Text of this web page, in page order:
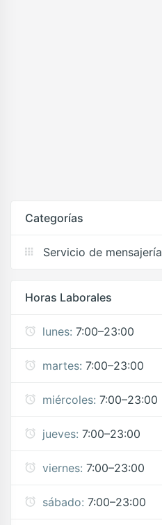
Categorías
Servicio de mensajería
Horas Laborales
lunes: 7:00–23:00
martes: 7:00–23:00
miércoles: 7:00–23:00
jueves: 7:00–23:00
viernes: 7:00–23:00
sábado: 7:00–23:00